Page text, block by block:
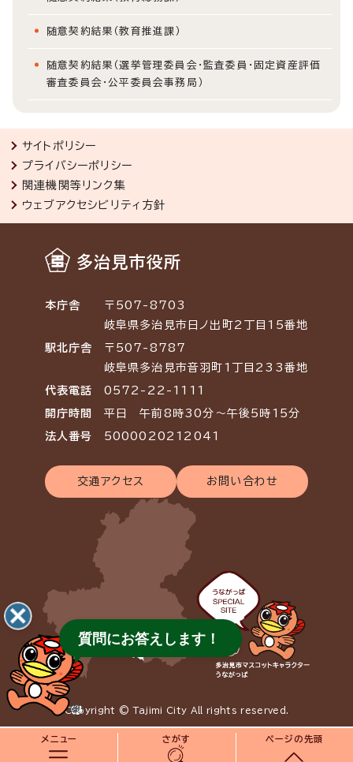
随意契約結果（教育推進課）
随意契約結果（選挙管理委員会・監査委員・固定資産評価
審査委員会・公平委員会事務局）
メニュー さがす ページの先頭
サイトポリシー
プライバシーポリシー
関連機関等リンク集
ウェブアクセシビリティ方針
多治見市役所
本庁舎
〒507-8703
岐阜県多治見市日ノ出町2丁目15番地
駅北庁舎
〒507-8787
岐阜県多治見市音羽町1丁目233番地
代表電話 0572-22-1111
開庁時間 平日 午前8時30分～午後5時15分
法人番号 5000020212041
交通アクセス お問い合わせ
Copyright © Tajimi City All rights reserved.
質問にお答えします！